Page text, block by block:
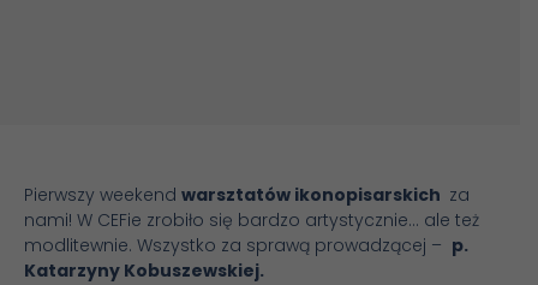
Pierwszy weekend warsztatów ikonopisarskich za
nami! W CEFie zrobiło się bardzo artystycznie… ale też
modlitewnie. Wszystko za sprawą prowadzącej – p.
Katarzyny Kobuszewskiej.